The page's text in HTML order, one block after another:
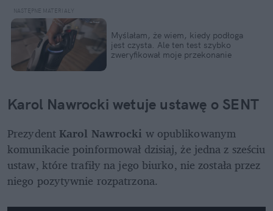
Myślałam, że wiem, kiedy podłoga
jest czysta. Ale ten test szybko
zweryfikował moje przekonanie
Karol Nawrocki wetuje ustawę o SENT
Prezydent Karol Nawrocki w opublikowanym
komunikacie poinformował dzisiaj, że jedna z sześciu
ustaw, które trafiły na jego biurko, nie została przez
niego pozytywnie rozpatrzona.